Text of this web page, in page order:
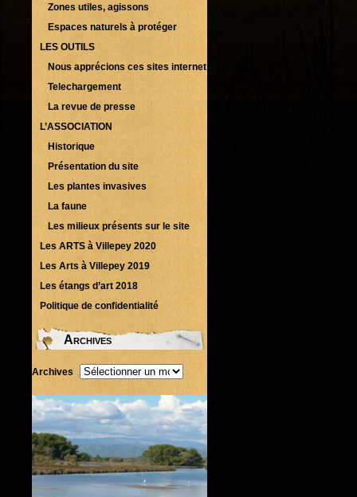
Zones utiles, agissons
Espaces naturels à protéger
LES OUTILS
Nous apprécions ces sites internet
Telechargement
La revue de presse
L’ASSOCIATION
Historique
Présentation du site
Les plantes invasives
La faune
Les milieux présents sur le site
Les ARTS à Villepey 2020
Les Arts à Villepey 2019
Les étangs d’art 2018
Politique de confidentialité
Archives
Archives